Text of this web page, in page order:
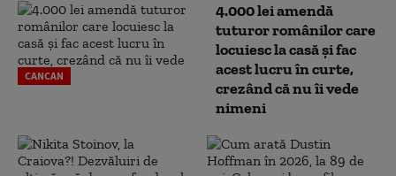
CANCAN
4.000 lei amendă
tuturor românilor care
locuiesc la casă și fac
acest lucru în curte,
crezând că nu îi vede
nimeni